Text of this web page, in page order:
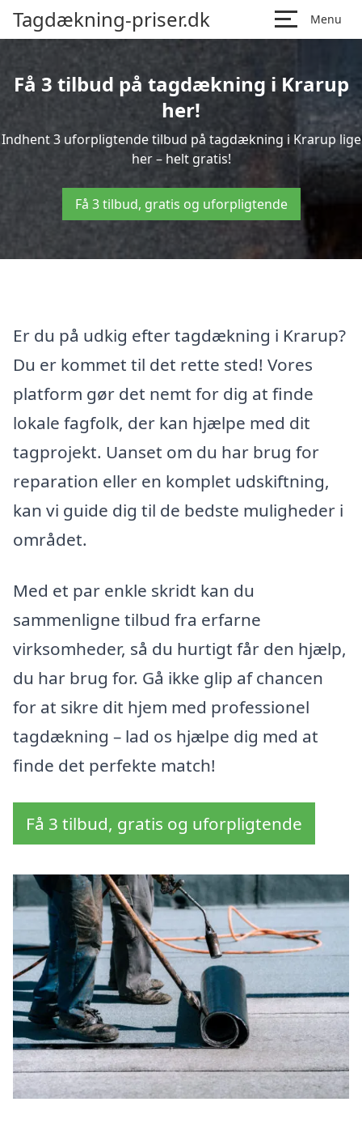
Tagdækning-priser.dk Menu
Få 3 tilbud på tagdækning i Krarup
her!
Indhent 3 uforpligtende tilbud på tagdækning i Krarup lige
her – helt gratis!
Få 3 tilbud, gratis og uforpligtende
Er du på udkig efter tagdækning i Krarup?
Du er kommet til det rette sted! Vores
platform gør det nemt for dig at finde
lokale fagfolk, der kan hjælpe med dit
tagprojekt. Uanset om du har brug for
reparation eller en komplet udskiftning,
kan vi guide dig til de bedste muligheder i
området.
Med et par enkle skridt kan du
sammenligne tilbud fra erfarne
virksomheder, så du hurtigt får den hjælp,
du har brug for. Gå ikke glip af chancen
for at sikre dit hjem med professionel
tagdækning – lad os hjælpe dig med at
finde det perfekte match!
Få 3 tilbud, gratis og uforpligtende